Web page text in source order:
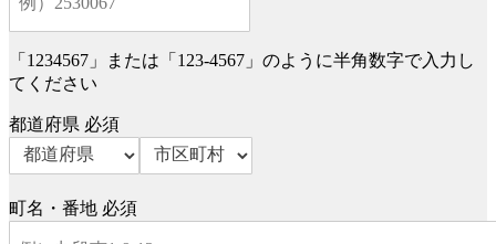
「1234567」または「123-4567」のように半角数字で入力し
てください
都道府県 必須
町名・番地 必須